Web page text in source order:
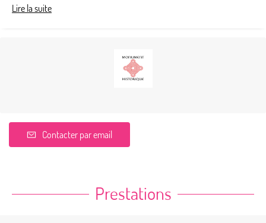
Lire la suite
Contacter par email
Prestations